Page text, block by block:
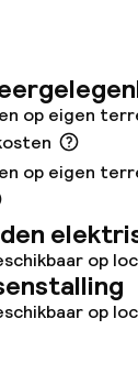
op eigen
op eigen
op
op